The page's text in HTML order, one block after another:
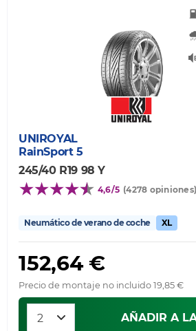
UNIROYAL
RainSport 5
245/40 R19 98 Y
4,6/5 (4278 opiniones)
Neumático de verano de coche XL
152,64 €
Precio de montaje no incluido 19,85 €
AÑADIR A